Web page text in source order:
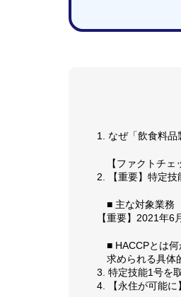
1. なぜ「飲食料
【ファクトチ
2. 【重要】特定
■ 主な対象業務
【重要】2021年
■ HACCPとは何
求められる具体
3. 特定技能1号を
4. 【永住が可能に